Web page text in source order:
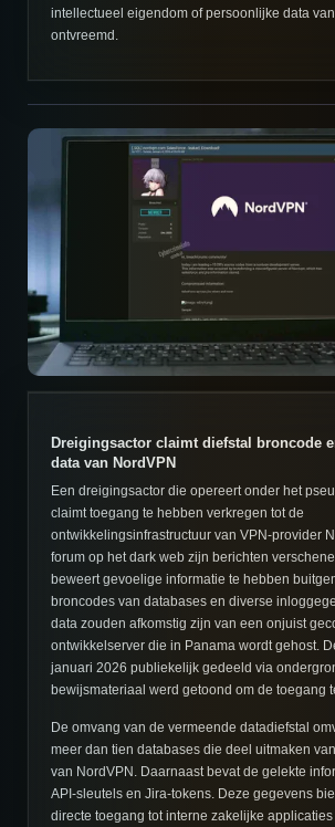
intellectueel eigendom of persoonlijke data
ontvreemd.
Dreigingsactor claimt diefstal broncode
data van NordVPN
Een dreigingsactor die opereert onder het
claimt toegang te hebben verkregen tot de
ontwikkelingsinfrastructuur van VPN-provider
forum op het dark web zijn berichten
beweert gevoelige informatie te hebben
broncodes van databases en diverse
data zouden afkomstig zijn van een onjuist
ontwikkelserver die in Panama wordt gehost.
januari 2026 publiekelijk gedeeld via
bewijsmateriaal werd getoond om de toegang
De omvang van de vermeende datadiefstal
meer dan tien databases die deel uitmaken
van NordVPN. Daarnaast bevat de gelekte
API-sleutels en Jira-tokens. Deze gegevens
directe toegang tot interne zakelijke